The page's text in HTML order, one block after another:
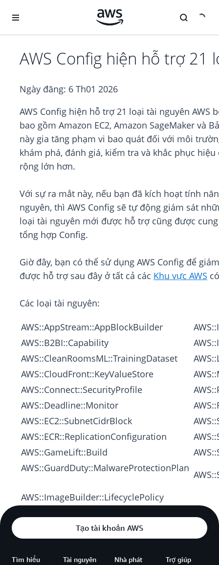
AWS Conﬁg hiện hỗ trợ 21
Ngày đăng: 6 Th01 2026
AWS Config hiện hỗ trợ 21 loại tài nguyên AWS
bao gồm Amazon EC2, Amazon SageMaker và
này gia tăng phạm vi bao quát đối với môi
khám phá, đánh giá, kiểm tra và khắc phục
rộng lớn hơn.
Với sự ra mắt này, nếu bạn đã kích hoạt tính
nguyên, thì AWS Config sẽ tự động giám sát
loại tài nguyên mới được hỗ trợ cũng được
tổng hợp Config.
Giờ đây, bạn có thể sử dụng AWS Conﬁg để
được hỗ trợ sau đây ở tất cả các Khu vực AWS
Các loại tài nguyên:
AWS::AppStream::AppBlockBuilder
AWS::B2BI::Capability
AWS::CleanRoomsML::TrainingDataset
AWS::CloudFront::KeyValueStore
AWS::Connect::SecurityProfile
AWS::Deadline::Monitor
AWS::EC2::SubnetCidrBlock
AWS::ECR::ReplicationConfiguration
AWS::GameLift::Build
AWS::GuardDuty::MalwareProtectionPlan
AWS::ImageBuilder::LifecyclePolicy
Tạo tài khoản AWS
Tìm hiểu Tài nguyên
Nhà phát
Trợ giúp